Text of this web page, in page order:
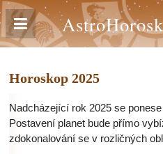
Horoskop 2025
Nadcházející rok 2025 se
Postavení planet bude přímo
zdokonalování se v rozličných